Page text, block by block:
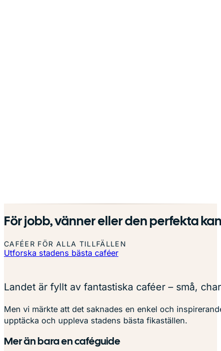
För jobb, vänner eller den perfekta
CAFÉER FÖR ALLA TILLFÄLLEN
Utforska stadens bästa caféer
Landet är fyllt av fantastiska caféer – små,
Men vi märkte att det saknades en enkel och
upptäcka och uppleva stadens bästa fikaställen.
Mer än bara en caféguide